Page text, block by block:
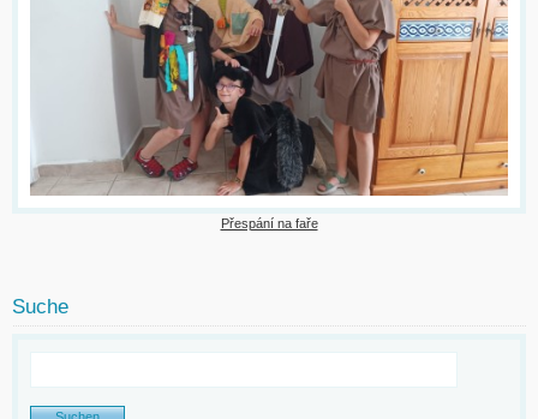
Přespání na faře
Suche